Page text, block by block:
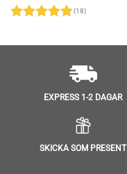
(18)
EXPRESS 1-2 DAGAR
SKICKA SOM PRESENT